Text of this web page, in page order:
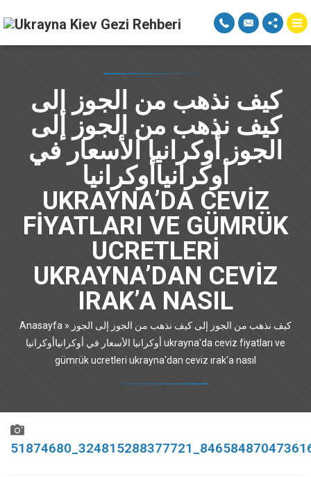
كيف نذهب من الجوز إلى
كيف نذهب من الجوز إلى
الجوز أوكرانيا الأسعار في
أوكرانياأوكرانيا
UKRAYNA’DA CEVIZ
FIYATLARI VE GÜMRÜK
UCRETLERI
UKRAYNA’DAN CEVIZ
IRAK’A NASIL
Anasayfa » كيف نذهب من الجوز إلى كيف نذهب من الجوز إلى الجوز
أوكرانيا الأسعار في أوكرانياأوكرانيا ukrayna'da ceviz fiyatları ve
gümrük ucretleri ukrayna'dan ceviz ırak'a nasıl